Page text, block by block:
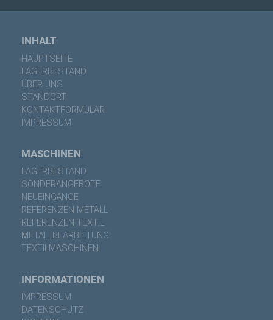
INHALT
HAUPTSEITE
LAGERBESTAND
ÜBER UNS
STANDORT
KONTAKTFORMULAR
IMPRESSUM
MASCHINEN
LAGERBESTAND
SONDERANGEBOTE
NEUEINGÄNGE
REFERENZEN METALL
REFERENZEN TEXTIL
METALLBEARBEITUNG
TEXTILMASCHINEN
INFORMATIONEN
IMPRESSUM
DATENSCHUTZ